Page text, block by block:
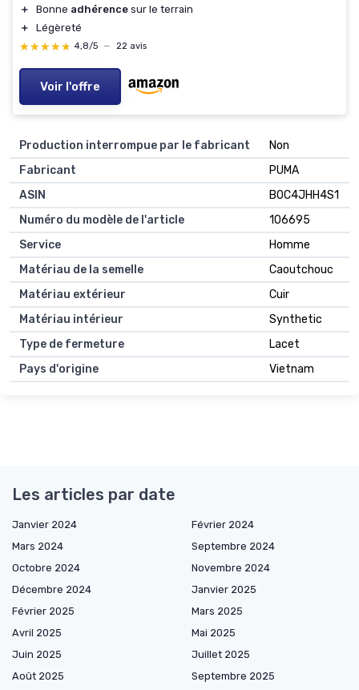
＋
Bonne adhérence sur le terrain
＋
Légèreté
★★★★★
★★★★★ 4,8/5 — 22 avis
Voir l'offre
Production interrompue par le fabricant
Non
Fabricant
PUMA
ASIN
B0C4JHH4S1
Numéro du modèle de l'article
106695
Service
Homme
Matériau de la semelle
Caoutchouc
Matériau extérieur
Cuir
Matériau intérieur
Synthetic
Type de fermeture
Lacet
Pays d'origine
Vietnam
Les articles par date
Janvier 2024
Février 2024
Mars 2024
Septembre 2024
Octobre 2024
Novembre 2024
Décembre 2024
Janvier 2025
Février 2025
Mars 2025
Avril 2025
Mai 2025
Juin 2025
Juillet 2025
Août 2025
Septembre 2025